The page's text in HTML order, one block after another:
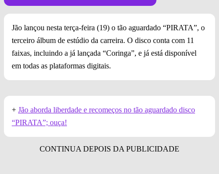
Jão lançou nesta terça-feira (19) o tão aguardado “PIRATA”, o
terceiro álbum de estúdio da carreira. O disco conta com 11
faixas, incluindo a já lançada “Coringa”, e já está disponível
em todas as plataformas digitais.
+ Jão aborda liberdade e recomeços no tão aguardado disco
“PIRATA”; ouça!